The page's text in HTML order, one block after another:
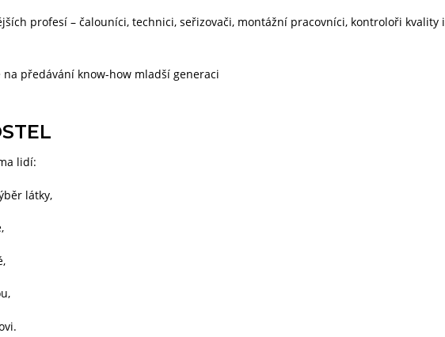
profesí – čalouníci, technici, seřizovači, montážní pracovníci, kontroloři kvality i
předávání know-how mladší generaci
lidí:
látky,